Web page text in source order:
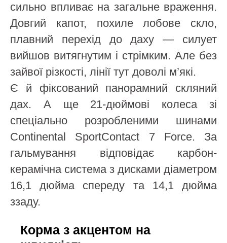
сильно впливає на загальне враження.
Довгий капот, похиле лобове скло,
плавний перехід до даху — силует
вийшов витягнутим і стрімким. Але без
зайвої різкості, лінії тут доволі м’які.
Є й фіксований панорамний скляний
дах. А ще 21-дюймові колеса зі
спеціально розробленими шинами
Continental SportContact 7 Force. За
гальмування відповідає карбон-
керамічна система з дисками діаметром
16,1 дюйма спереду та 14,1 дюйма
ззаду.
Корма з акцентом на